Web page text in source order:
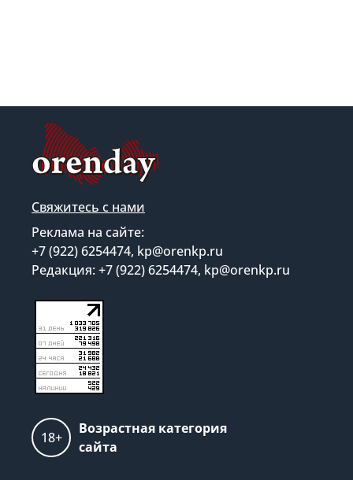
Свяжитесь с нами
Реклама на сайте:
+7 (922) 6254474, kp@orenkp.ru
Редакция: +7 (922) 6254474, kp@orenkp.ru
18+
Возрастная категория
сайта